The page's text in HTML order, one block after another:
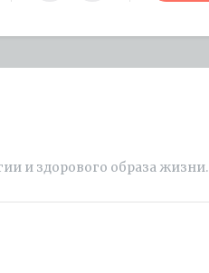
и здорового образа жизни.